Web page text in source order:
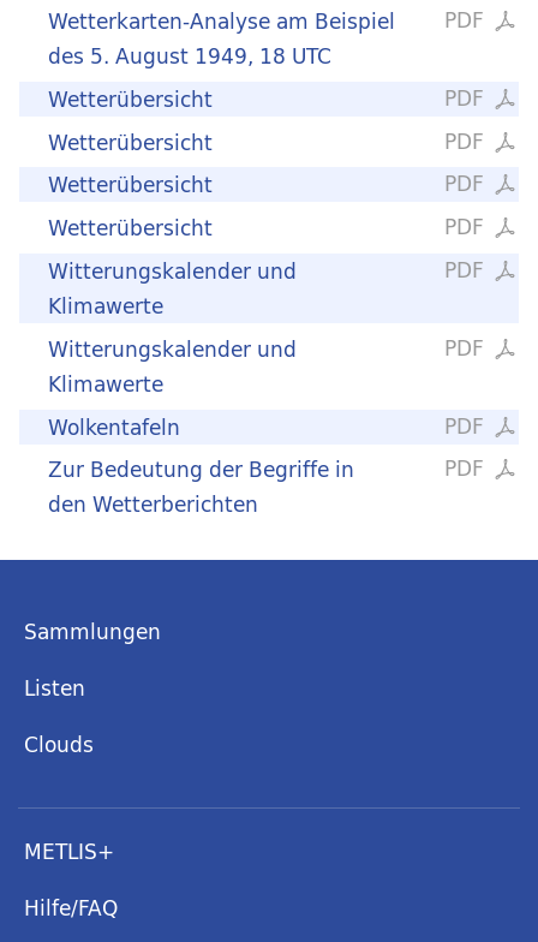
PDF
Wetterkarten-Analyse am Beispiel
des 5. August 1949, 18 UTC
PDF
Wetterübersicht
PDF
Wetterübersicht
PDF
Wetterübersicht
PDF
Wetterübersicht
PDF
Witterungskalender und
Klimawerte
PDF
Witterungskalender und
Klimawerte
PDF
Wolkentafeln
PDF
Zur Bedeutung der Begriffe in
den Wetterberichten
Sammlungen
Listen
Clouds
METLIS+
Hilfe/FAQ